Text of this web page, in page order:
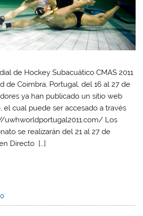
de Hockey Subacuático CMAS 2011
de Coimbra, Portugal, del 16 al 27 de
ya han publicado un sitio web
el cual puede ser accesado a través
uwhworldportugal2011.com/ Los
se realizarán del 21 al 27 de
Directo […]